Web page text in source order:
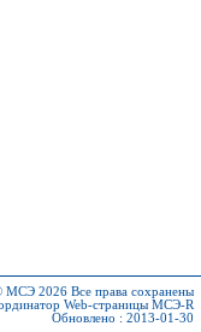
© МСЭ 2026 Все права сохранены
Web-страницы МСЭ-R
Обновлено : 2013-01-30